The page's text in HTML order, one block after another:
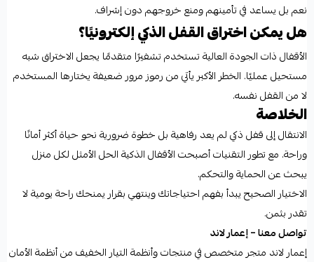
نعم بل يساعد في تأمينهم ومنع خروجهم دون إشراف.
هل يمكن اختراق القفل الذكي إلكترونيًا؟
الأقفال ذات الجودة العالية تستخدم تشفيرًا متقدمًا يجعل الاختراق شبه
مستحيل عمليًا. الخطر الأكبر يأتي من رموز مرور ضعيفة يختارها المستخدم
لا من القفل نفسه.
الخلاصة
الانتقال إلى قفل ذكي لم يعد رفاهية بل خطوة ضرورية نحو حياة أكثر أمانًا
وراحة. مع تطور التقنيات أصبحت الأقفال الذكية الحل الأمثل لكل منزل
يبحث عن الحماية والتحكم.
الاختيار الصحيح يبدأ بفهم احتياجاتك وينتهي بقرار يمنحك راحة يومية لا
تقدر بثمن.
تواصل معنا – إعمار لاند
إعمار لاند متجر متخصص في منتجات وأنظمة التيار الخفيف من أنظمة الأمان